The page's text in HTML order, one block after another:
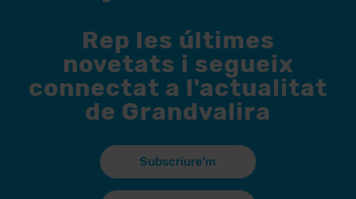
Rep les últimes
novetats i segueix
connectat a l'actualitat
de Grandvalira
Subscriure'm